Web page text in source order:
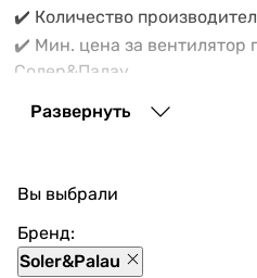
✔️ Количество
✔️ Мин. цена за вентилятор
Солер&Палау
✔️ Средняя цена на товары
✔️ Максимальная цена на
Солер&Палау
вентиляторов Soler&Palau
продаётся 10 товарных
Развернуть
Вы выбрали
Бренд:
Soler&Palau